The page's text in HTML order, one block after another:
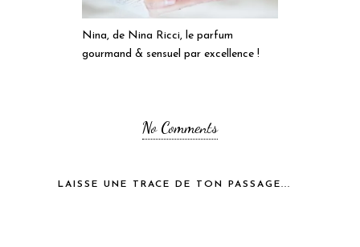
Nina, de Nina Ricci, le parfum
gourmand & sensuel par excellence !
No Comments
LAISSE UNE TRACE DE TON PASSAGE...